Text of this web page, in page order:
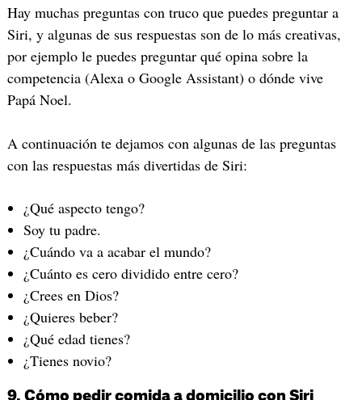
Hay muchas preguntas con truco que puedes preguntar a
Siri, y algunas de sus respuestas son de lo más creativas,
por ejemplo le puedes preguntar qué opina sobre la
competencia (Alexa o Google Assistant) o dónde vive
Papá Noel.
A continuación te dejamos con algunas de las preguntas
con las respuestas más divertidas de Siri:
¿Qué aspecto tengo?
Soy tu padre.
¿Cuándo va a acabar el mundo?
¿Cuánto es cero dividido entre cero?
¿Crees en Dios?
¿Quieres beber?
¿Qué edad tienes?
¿Tienes novio?
9. Cómo pedir comida a domicilio con Siri